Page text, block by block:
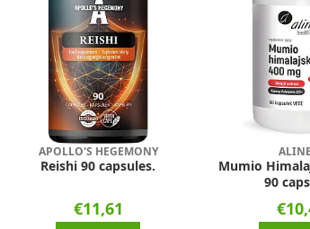
APOLLO'S HEGEMONY
Reishi 90 capsules.
€11,61
Mumio
90